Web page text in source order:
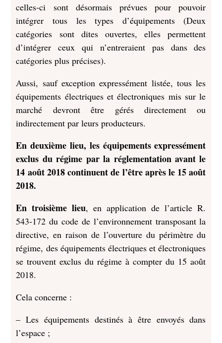
celles-ci sont désormais prévues pour pouvoir
intégrer tous les types d’équipements (Deux
catégories sont dites ouvertes, elles permettent
d’intégrer ceux qui n’entreraient pas dans des
catégories plus précises).
Aussi, sauf exception expressément listée, tous les
équipements électriques et électroniques mis sur le
marché devront être gérés directement ou
indirectement par leurs producteurs.
En deuxième lieu, les équipements expressément
exclus du régime par la réglementation avant le
14 août 2018 continuent de l’être après le 15 août
2018.
En troisième lieu, en application de l’article R.
543-172 du code de l’environnement transposant la
directive, en raison de l’ouverture du périmètre du
régime, des équipements électriques et électroniques
se trouvent exclus du régime à compter du 15 août
2018.
Cela concerne :
– Les équipements destinés à être envoyés dans
l’espace ;